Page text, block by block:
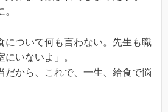
について何も言わない。先生も職
にいないよ」。
だから、これで、一生、給食で悩